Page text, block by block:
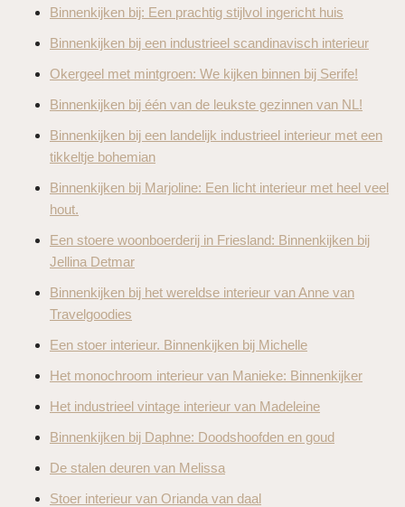
Binnenkijken bij: Een prachtig stijlvol ingericht huis
Binnenkijken bij een industrieel scandinavisch interieur
Okergeel met mintgroen: We kijken binnen bij Serife!
Binnenkijken bij één van de leukste gezinnen van NL!
Binnenkijken bij een landelijk industrieel interieur met een
tikkeltje bohemian
Binnenkijken bij Marjoline: Een licht interieur met heel veel
hout.
Een stoere woonboerderij in Friesland: Binnenkijken bij
Jellina Detmar
Binnenkijken bij het wereldse interieur van Anne van
Travelgoodies
Een stoer interieur. Binnenkijken bij Michelle
Het monochroom interieur van Manieke: Binnenkijker
Het industrieel vintage interieur van Madeleine
Binnenkijken bij Daphne: Doodshoofden en goud
De stalen deuren van Melissa
Stoer interieur van Orianda van daal